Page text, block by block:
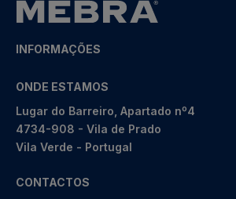
INFORMAÇÕES
ONDE ESTAMOS
Lugar do Barreiro, Apartado nº4
4734-908 - Vila de Prado
Vila Verde - Portugal
CONTACTOS